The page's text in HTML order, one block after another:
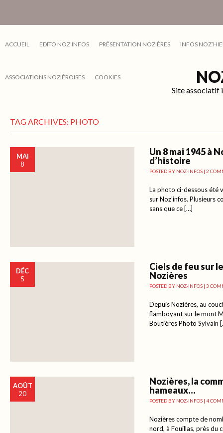
ACCUEIL EDITO NOZ’INFOS PRÉSENTATION NOZIÈRES INFOS
ASSOCIATIONS NOZIÉROISES COOKIES
Site associatif
TAG ARCHIVES: PHOTO
MAI
8
Un 8 mai 1945 à
d’histoire
POSTED BY NOZ-INFOS | 2
La photo ci-dessous été
sur Noz’infos. Plusieurs
sans que ce […]
DÉC
5
Ciels de feu sur
Nozières
POSTED BY NOZ-INFOS | 3
Depuis Nozières, au
flamboyant sur le mont
Boutières Photo Sylvain
AOÛT
20
Nozières, la
hameaux…
POSTED BY NOZ-INFOS | 4
Nozières compte de
nord, à Fouillas, près du